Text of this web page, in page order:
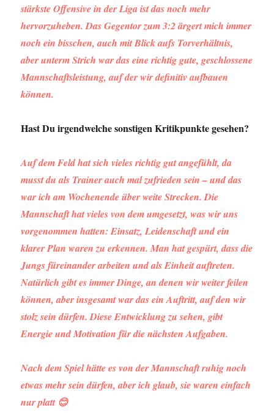
stärkste Offensive in der Liga ist das noch mehr
hervorzuheben. Das Gegentor zum 3:2 ärgert mich immer
noch ein bisschen, auch mit Blick aufs Torverhältnis,
aber unterm Strich war das eine richtig gute, geschlossene
Mannschaftsleistung, auf der wir definitiv aufbauen
können.
Hast Du irgendwelche sonstigen Kritikpunkte gesehen?
Auf dem Feld hat sich vieles richtig gut angefühlt, da
musst du als Trainer auch mal zufrieden sein – und das
war ich am Wochenende über weite Strecken. Die
Mannschaft hat vieles von dem umgesetzt, was wir uns
vorgenommen hatten: Einsatz, Leidenschaft und ein
klarer Plan waren zu erkennen. Man hat gespürt, dass die
Jungs füreinander arbeiten und als Einheit auftreten.
Natürlich gibt es immer Dinge, an denen wir weiter feilen
können, aber insgesamt war das ein Auftritt, auf den wir
stolz sein dürfen. Diese Entwicklung zu sehen, gibt
Energie und Motivation für die nächsten Aufgaben.
Nach dem Spiel hätte es von der Mannschaft ruhig noch
etwas mehr sein dürfen, aber ich glaub, sie waren einfach
nur platt 😊